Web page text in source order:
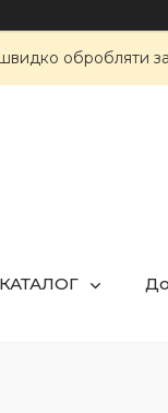
обробляти
КАТАЛОГ